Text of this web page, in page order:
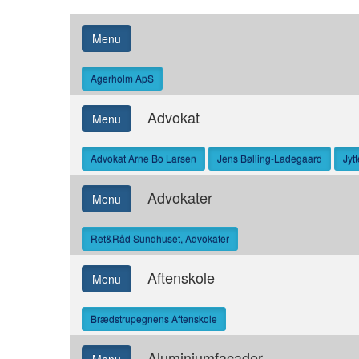
Menu
Agerholm ApS
Menu Advokat
Advokat Arne Bo Larsen Jens Bølling-Ladegaard
Menu Advokater
Ret&Råd Sundhuset, Advokater
Menu Aftenskole
Brædstrupegnens Aftenskole